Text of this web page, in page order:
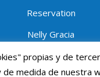
Reservation
Nelly Gracia
Tel:934740202
propias y de
de medida de nuestra